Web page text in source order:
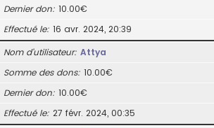
Dernier don 10.00€
Effectué le 16 avr. 2024, 20:39
Nom d’utilisateur Attya
Somme des dons 10.00€
Dernier don 10.00€
Effectué le 27 févr. 2024, 00:35